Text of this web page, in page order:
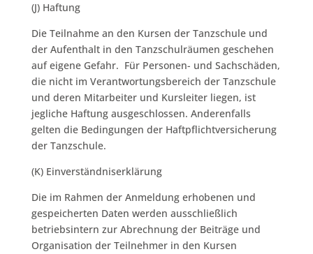
(J) Haftung
Die Teilnahme an den Kursen der Tanzschule und
der Aufenthalt in den Tanzschulräumen geschehen
auf eigene Gefahr. Für Personen- und Sachschäden,
die nicht im Verantwortungsbereich der Tanzschule
und deren Mitarbeiter und Kursleiter liegen, ist
jegliche Haftung ausgeschlossen. Anderenfalls
gelten die Bedingungen der Haftpflichtversicherung
der Tanzschule.
(K) Einverständniserklärung
Die im Rahmen der Anmeldung erhobenen und
gespeicherten Daten werden ausschließlich
betriebsintern zur Abrechnung der Beiträge und
Organisation der Teilnehmer in den Kursen